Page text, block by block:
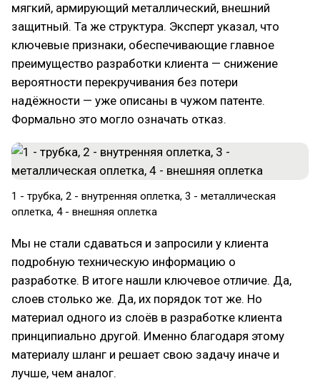
мягкий, армирующий металлический, внешний
защитный. Та же структура. Эксперт указал, что
ключевые признаки, обеспечивающие главное
преимущество разработки клиента — снижение
вероятности перекручивания без потери
надёжности — уже описаны в чужом патенте.
Формально это могло означать отказ.
1 - трубка, 2 - внутренняя оплетка, 3 - металлическая
оплетка, 4 - внешняя оплетка
Мы не стали сдаваться и запросили у клиента
подробную техническую информацию о
разработке. В итоге нашли ключевое отличие. Да,
слоев столько же. Да, их порядок тот же. Но
материал одного из слоёв в разработке клиента
принципиально другой. Именно благодаря этому
материалу шланг и решает свою задачу иначе и
лучше, чем аналог.